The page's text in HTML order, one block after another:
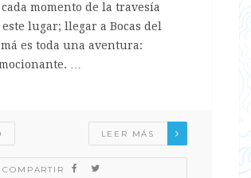
momento de la travesía
lugar; llegar a Bocas del
es toda una aventura:
…
LEER MÁS
COMPARTIR